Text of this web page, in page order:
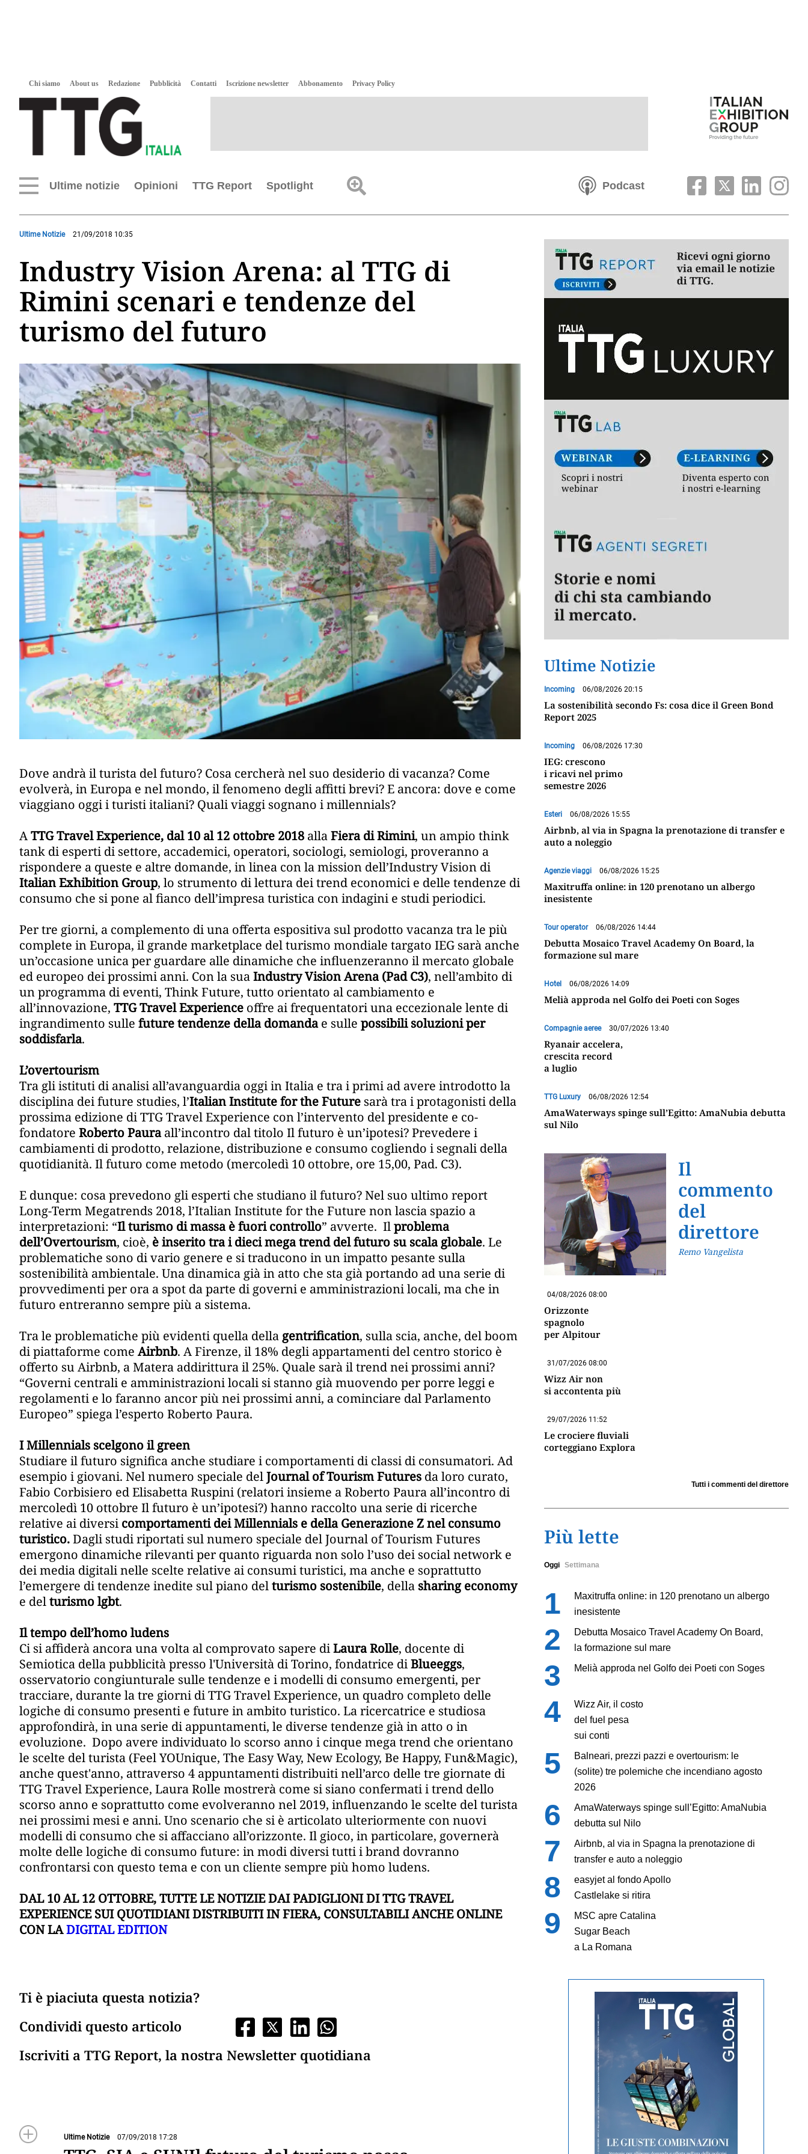
Chi siamo About us Redazione Pubblicità Contatti Iscrizione newsletter Abbonamento Privacy Policy
Ultime notizie Opinioni TTG Report Spotlight Podcast
Ultime Notizie 21/09/2018 10:35
Industry Vision Arena: al TTG di
Rimini scenari e tendenze del
turismo del futuro
Dove andrà il turista del futuro? Cosa cercherà nel suo desiderio di vacanza? Come
evolverà, in Europa e nel mondo, il fenomeno degli affitti brevi? E ancora: dove e come
viaggiano oggi i turisti italiani? Quali viaggi sognano i millennials?
ATTG Travel Experience, dal 10 al 12 ottobre 2018 allaFiera di Rimini, un ampio think
tank di esperti di settore, accademici, operatori, sociologi, semiologi, proveranno a
rispondere a queste e altre domande, in linea con la mission dell’Industry Vision di
Italian Exhibition Group, lo strumento di lettura dei trend economici e delle tendenze di
consumo che si pone al fianco dell’impresa turistica con indagini e studi periodici.
Per tre giorni, a complemento di una offerta espositiva sul prodotto vacanza tra le più
complete in Europa, il grande marketplace del turismo mondiale targato IEG sarà anche
un’occasione unica per guardare alle dinamiche che influenzeranno il mercato globale
ed europeo dei prossimi anni. Con la suaIndustry Vision Arena (Pad C3), nell’ambito di
un programma di eventi, Think Future, tutto orientato al cambiamento e
all’innovazione, TTG Travel Experience offre ai frequentatori una eccezionale lente di
ingrandimento sulle future tendenze della domandae sulle possibili soluzioni per
soddisfarla.
L’overtourism
Tra gli istituti di analisi all’avanguardia oggi in Italia e tra i primi ad avere introdotto la
disciplina dei future studies, l’Italian Institute for the Future sarà tra i protagonisti della
prossima edizione di TTG Travel Experience con l’intervento del presidente e co-
fondatore Roberto Pauraall’incontro dal titolo Il futuro è un’ipotesi? Prevedere i
cambiamenti di prodotto, relazione, distribuzione e consumo cogliendo i segnali della
quotidianità. Il futuro come metodo (mercoledì 10 ottobre, ore 15,00, Pad. C3).
E dunque: cosa prevedono gli esperti che studiano il futuro? Nel suo ultimo report
Long-Term Megatrends 2018, l’Italian Institute for the Future non lascia spazio a
interpretazioni: “Il turismo di massa è fuori controllo” avverte. Ilproblema
dell’Overtourism, cioè, è inserito tra i dieci mega trend del futuro su scala globale. Le
problematiche sono di vario genere e si traducono in un impatto pesante sulla
sostenibilità ambientale. Una dinamica già in atto che sta già portando ad una serie di
provvedimenti per ora a spot da parte di governi e amministrazioni locali, ma che in
futuro entreranno sempre più a sistema.
Tra le problematiche più evidenti quella della gentrification, sulla scia, anche, del boom
di piattaforme come Airbnb. A Firenze, il 18% degli appartamenti del centro storico è
offerto su Airbnb, a Matera addirittura il 25%. Quale sarà il trend nei prossimi anni?
“Governi centrali e amministrazioni locali si stanno già muovendo per porre leggi e
regolamenti e lo faranno ancor più nei prossimi anni, a cominciare dal Parlamento
Europeo” spiega l’esperto Roberto Paura.
I Millennials scelgono il green
Studiare il futuro significa anche studiare i comportamenti di classi di consumatori. Ad
esempio i giovani. Nel numero speciale delJournal of Tourism Futures da loro curato,
Fabio Corbisiero ed Elisabetta Ruspini (relatori insieme a Roberto Paura all’incontro di
mercoledì 10 ottobre Il futuro è un’ipotesi?) hanno raccolto una serie di ricerche
relative ai diversicomportamenti dei Millennials e della Generazione Z nel consumo
turistico.Dagli studi riportati sul numero speciale del Journal of Tourism Futures
emergono dinamiche rilevanti per quanto riguarda non solo l’uso dei social network e
dei media digitali nelle scelte relative ai consumi turistici, ma anche e soprattutto
l’emergere di tendenze inedite sul piano delturismo sostenibile, della sharing economy
e delturismo lgbt.
Il tempo dell’homo ludens
Ci si affiderà ancora una volta al comprovato sapere diLaura Rolle, docente di
Semiotica della pubblicità presso l'Università di Torino, fondatrice diBlueeggs,
osservatorio congiunturale sulle tendenze e i modelli di consumo emergenti, per
tracciare, durante la tre giorni di TTG Travel Experience, un quadro completo delle
logiche di consumo presenti e future in ambito turistico. La ricercatrice e studiosa
approfondirà, in una serie di appuntamenti, le diverse tendenze già in atto o in
evoluzione. Dopo avere individuato lo scorso anno i cinque mega trend che orientano
le scelte del turista (Feel YOUnique, The Easy Way, New Ecology, Be Happy, Fun&Magic),
anche quest'anno, attraverso 4 appuntamenti distribuiti nell’arco delle tre giornate di
TTG Travel Experience, Laura Rolle mostrerà come si siano confermati i trend dello
scorso anno e soprattutto come evolveranno nel 2019, influenzando le scelte del turista
nei prossimi mesi e anni. Uno scenario che si è articolato ulteriormente con nuovi
modelli di consumo che si affacciano all’orizzonte. Il gioco, in particolare, governerà
molte delle logiche di consumo future: in modi diversi tutti i brand dovranno
confrontarsi con questo tema e con un cliente sempre più homo ludens.
DAL 10 AL 12 OTTOBRE, TUTTE LE NOTIZIE DAI PADIGLIONI DI TTG TRAVEL
EXPERIENCE SUI QUOTIDIANI DISTRIBUITI IN FIERA, CONSULTABILI ANCHE ONLINE
CON LADIGITAL EDITION
Ti è piaciuta questa notizia?
Condividi questo articolo
Iscriviti a TTG Report, la nostra Newsletter quotidiana
Ultime Notizie 07/09/2018 17:28
Ultime Notizie
Incoming 06/08/2026 20:15
La sostenibilità secondo Fs: cosa dice il Green Bond
Report 2025
Incoming 06/08/2026 17:30
IEG: crescono
i ricavi nel primo
semestre 2026
Esteri 06/08/2026 15:55
Airbnb, al via in Spagna la prenotazione di transfer e
auto a noleggio
Agenzie viaggi 06/08/2026 15:25
Maxitruffa online: in 120 prenotano un albergo
inesistente
Tour operator 06/08/2026 14:44
Debutta Mosaico Travel Academy On Board, la
formazione sul mare
Hotel 06/08/2026 14:09
Melià approda nel Golfo dei Poeti con Soges
Compagnie aeree 30/07/2026 13:40
Ryanair accelera,
crescita record
a luglio
TTG Luxury 06/08/2026 12:54
AmaWaterways spinge sull’Egitto: AmaNubia debutta
sul Nilo
Il
commento
del
direttore
Remo Vangelista
04/08/2026 08:00
Orizzonte
spagnolo
per Alpitour
31/07/2026 08:00
Wizz Air non
si accontenta più
29/07/2026 11:52
Le crociere fluviali
corteggiano Explora
Tutti i commenti del direttore
Più lette
Oggi Settimana
Maxitruffa online: in 120 prenotano un albergo
inesistente
Debutta Mosaico Travel Academy On Board,
la formazione sul mare
Melià approda nel Golfo dei Poeti con Soges
Wizz Air, il costo
del fuel pesa
sui conti
Balneari, prezzi pazzi e overtourism: le
(solite) tre polemiche che incendiano agosto
2026
AmaWaterways spinge sull’Egitto: AmaNubia
debutta sul Nilo
Airbnb, al via in Spagna la prenotazione di
transfer e auto a noleggio
easyjet al fondo Apollo
Castlelake si ritira
MSC apre Catalina
Sugar Beach
a La Romana